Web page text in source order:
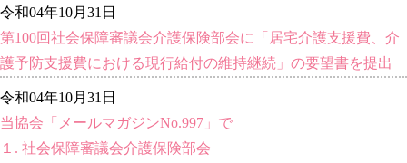
令和04年10月31日
第100回社会保障審議会介護保険部会に「居宅介護支援費、介
護予防支援費における現行給付の維持継続」の要望書を提出
令和04年10月31日
当協会「メールマガジンNo.997」で
１. 社会保障審議会介護保険部会